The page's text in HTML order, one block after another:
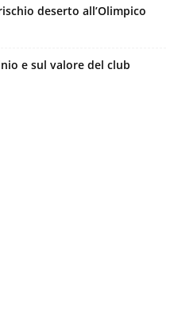
deserto all’Olimpico
e sul valore del club